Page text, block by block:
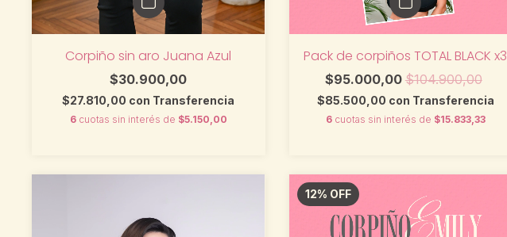
Corpiño sin aro Juana Azul
$30.900,00
$27.810,00 con Transferencia
6 cuotas sin interés de $5.150,00
Pack de corpiños TOTAL BLACK x3
$95.000,00 $104.900,00
$85.500,00 con Transferencia
6 cuotas sin interés de $15.833,33
12% OFF